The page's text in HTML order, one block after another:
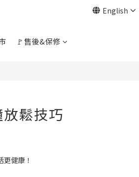
English
🚩售後&保修
鬆技巧
健康！